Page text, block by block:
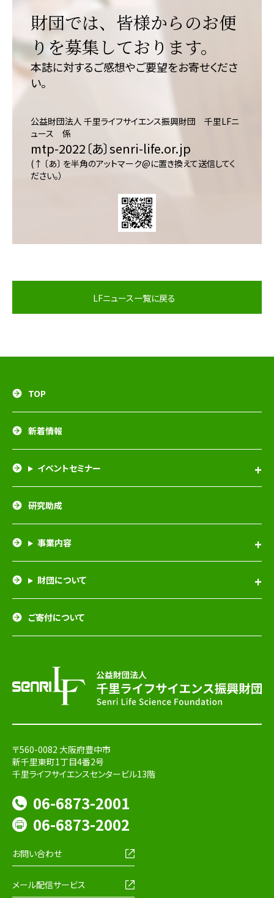
財団では、皆様からのお便
りを募集しております。
本誌に対するご感想やご要望をお寄せくださ
い。
公益財団法人 千里ライフサイエンス振興財団 千里LFニ
ュース 係
mtp-2022〔あ〕senri-life.or.jp
(↑ 〔あ〕 を半角のアットマーク@に置き換えて送信してく
ださい。）
LFニュース一覧に戻る
TOP
新着情報
イベントセミナー
研究助成
事業内容
財団について
ご寄付について
〒560-0082 大阪府豊中市
新千里東町1丁目4番2号
千里ライフサイエンスセンタービル13階
06-6873-2001
06-6873-2002
お問い合わせ
メール配信サービス